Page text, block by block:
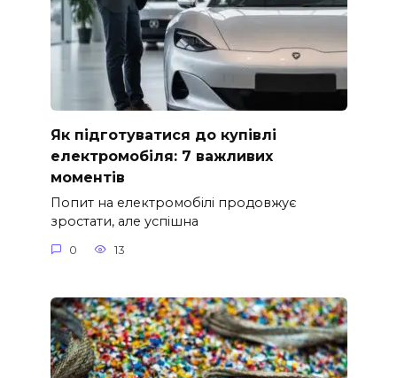
Як підготуватися до купівлі
електромобіля: 7 важливих
моментів
Попит на електромобілі продовжує
зростати, але успішна
0 13